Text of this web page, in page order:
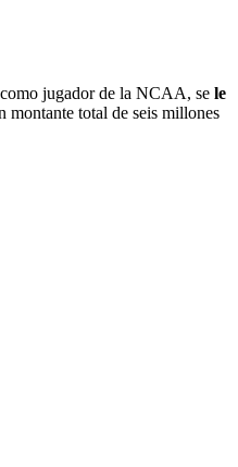
jugador de la NCAA, se le
montante total de seis millones